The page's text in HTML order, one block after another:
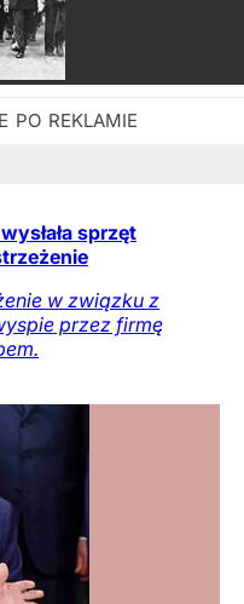
sprzęt
w związku z
przez firmę